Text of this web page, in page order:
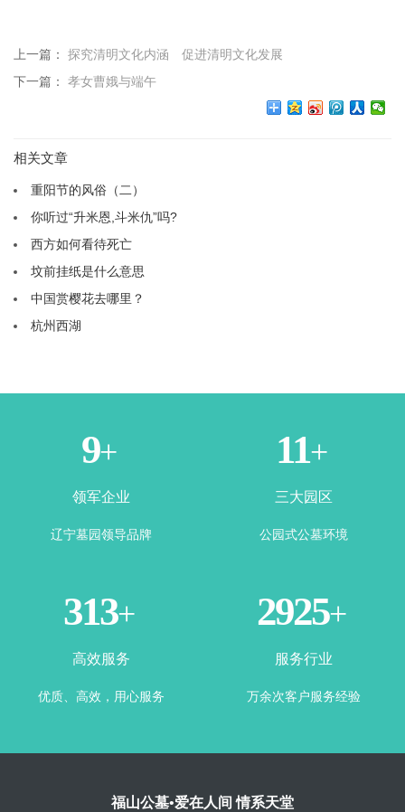
上一篇： 探究清明文化内涵 促进清明文化发展
下一篇： 孝女曹娥与端午
相关文章
重阳节的风俗（二）
你听过“升米恩,斗米仇”吗?
西方如何看待死亡
坟前挂纸是什么意思
中国赏樱花去哪里？
杭州西湖
1+
领军企业
辽宁墓园领导品牌
3+
三大园区
公园式公墓环境
365+
高效服务
优质、高效，用心服务
3500+
服务行业
万余次客户服务经验
福山公墓•爱在人间 情系天堂